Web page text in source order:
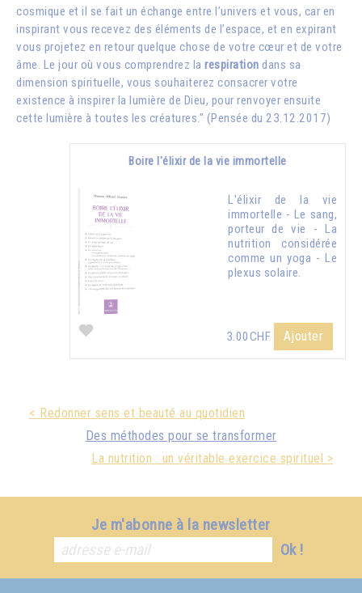
cosmique et il se fait un échange entre l’univers et vous, car en
inspirant vous recevez des éléments de l’espace, et en expirant
vous projetez en retour quelque chose de votre cœur et de votre
âme. Le jour où vous comprendrez la respiration dans sa
dimension spirituelle, vous souhaiterez consacrer votre
existence à inspirer la lumière de Dieu, pour renvoyer ensuite
cette lumière à toutes les créatures." (Pensée du 23.12.2017)
Boire l'élixir de la vie immortelle
L'élixir de la vie
immortelle - Le sang,
porteur de vie - La
nutrition considérée
comme un yoga - Le
plexus solaire.
3.00CHF Ajouter
< Redonner sens et beauté au quotidien
Des méthodes pour se transformer
La nutrition : un véritable exercice spirituel >
Je m'abonne à la newsletter
Ok !